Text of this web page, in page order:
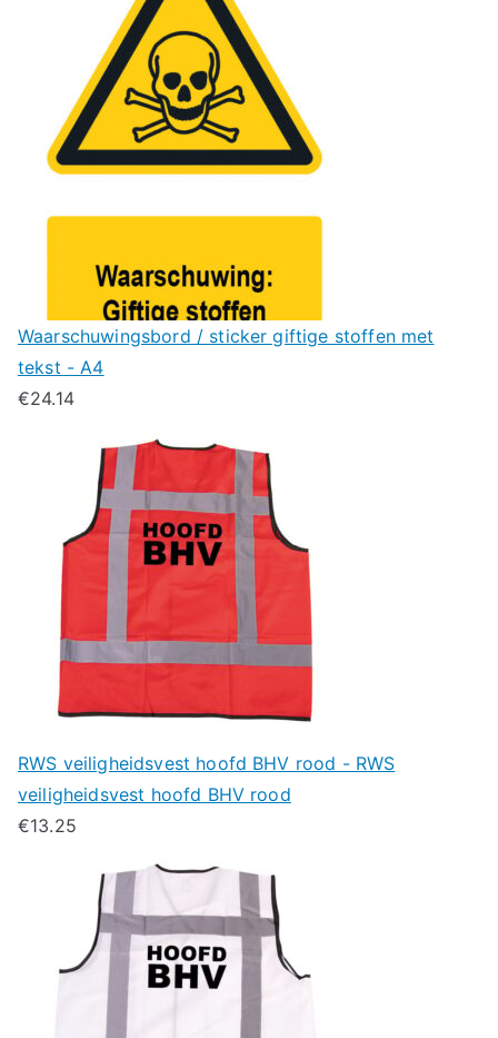
Waarschuwingsbord / sticker giftige stoffen met
tekst - A4
€24.14
RWS veiligheidsvest hoofd BHV rood - RWS
veiligheidsvest hoofd BHV rood
€13.25